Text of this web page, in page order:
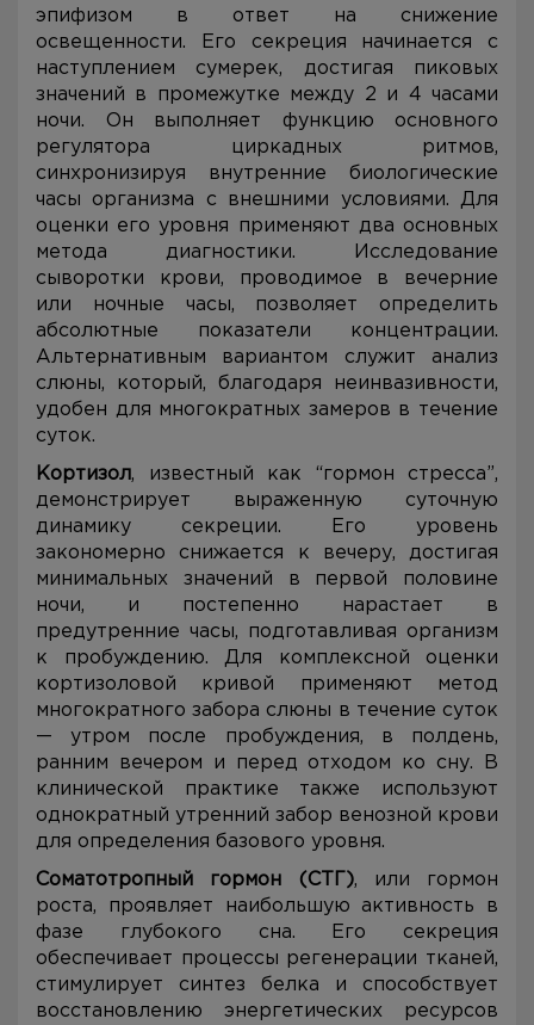
эпифизом в ответ на снижение
освещенности. Его секреция начинается с
наступлением сумерек, достигая пиковых
значений в промежутке между 2 и 4 часами
ночи. Он выполняет функцию основного
регулятора циркадных ритмов,
синхронизируя внутренние биологические
часы организма с внешними условиями. Для
оценки его уровня применяют два основных
метода диагностики. Исследование
сыворотки крови, проводимое в вечерние
или ночные часы, позволяет определить
абсолютные показатели концентрации.
Альтернативным вариантом служит анализ
слюны, который, благодаря неинвазивности,
удобен для многократных замеров в течение
суток.
Кортизол, известный как “гормон стресса”,
демонстрирует выраженную суточную
динамику секреции. Его уровень
закономерно снижается к вечеру, достигая
минимальных значений в первой половине
ночи, и постепенно нарастает в
предутренние часы, подготавливая организм
к пробуждению. Для комплексной оценки
кортизоловой кривой применяют метод
многократного забора слюны в течение суток
— утром после пробуждения, в полдень,
ранним вечером и перед отходом ко сну. В
клинической практике также используют
однократный утренний забор венозной крови
для определения базового уровня.
Соматотропный гормон (СТГ), или гормон
роста, проявляет наибольшую активность в
фазе глубокого сна. Его секреция
обеспечивает процессы регенерации тканей,
стимулирует синтез белка и способствует
восстановлению энергетических ресурсов